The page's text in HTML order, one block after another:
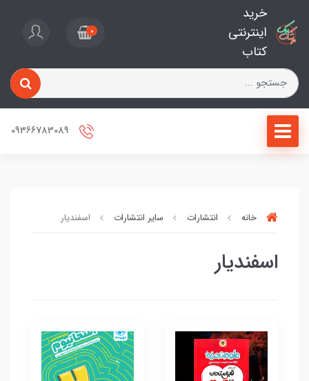
خرید
اینترنتی
کتاب
0
خانه انتشارات سایر انتشارات اسفندیار
اسفندیار